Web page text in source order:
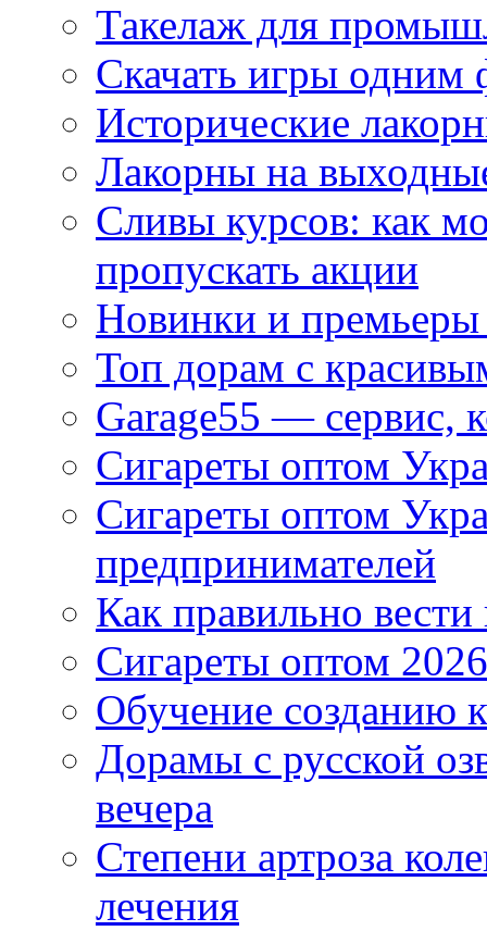
Такелаж для
Скачать игры одним
Исторические
Лакорны на
Сливы курсов: как
пропускать акции
Новинки и
Топ дорам с
Garage55 — сервис,
Сигареты оптом
Сигареты оптом
предпринимателей
Как правильно
Сигареты оптом
Обучение созданию
Дорамы с русской
вечера
Степени артроза
лечения